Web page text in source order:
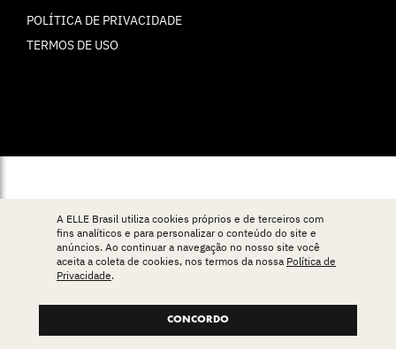
POLÍTICA DE PRIVACIDADE
TERMOS DE USO
A ELLE Brasil utiliza cookies próprios e de terceiros com
fins analíticos e para personalizar o conteúdo do site e
anúncios. Ao continuar a navegação no nosso site você
aceita a coleta de cookies, nos termos da nossa Política de
Privacidade.
CONCORDO